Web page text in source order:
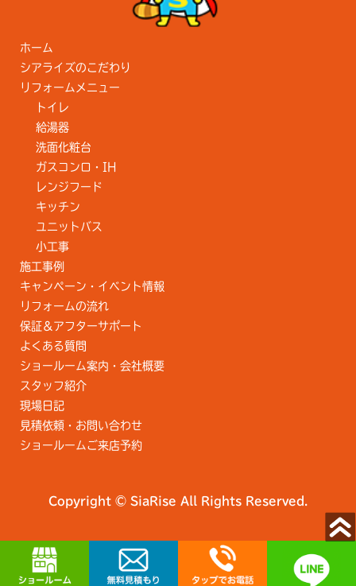
ホーム
シアライズのこだわり
リフォームメニュー
トイレ
給湯器
洗面化粧台
ガスコンロ・IH
レンジフード
キッチン
ユニットバス
小工事
施工事例
キャンペーン・イベント情報
リフォームの流れ
保証＆アフターサポート
よくある質問
ショールーム案内・会社概要
スタッフ紹介
現場日記
見積依頼・お問い合わせ
ショールームご来店予約
Copyright © SiaRise All Rights Reserved.